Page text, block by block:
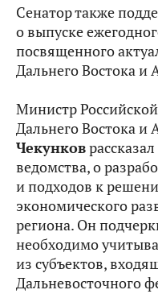
Сенатор также
о выпуске
посвященного
Дальнего Востока и
Министр
Дальнего Востока и
Чекунков
ведомства, о
и подходов к
экономического
региона. Он
необходимо
из субъектов,
Дальневосточного